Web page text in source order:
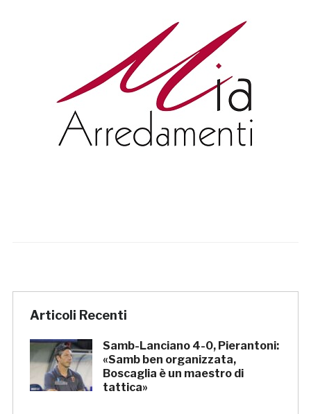
Articoli Recenti
Samb-Lanciano 4-0, Pierantoni:
«Samb ben organizzata,
Boscaglia è un maestro di
tattica»